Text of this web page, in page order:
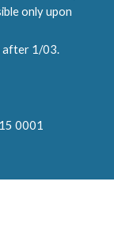
only upon
after 1/03.
0001